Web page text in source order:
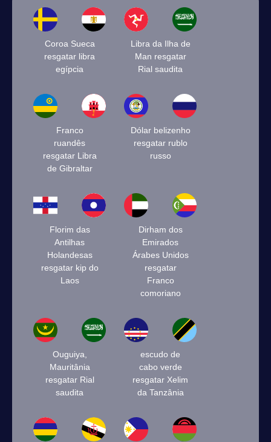
Coroa Sueca
resgatar libra
egípcia
Libra da Ilha de
Man resgatar
Rial saudita
Franco
ruandês
resgatar Libra
de Gibraltar
Dólar belizenho
resgatar rublo
russo
Florim das
Antilhas
Holandesas
resgatar kip do
Laos
Dirham dos
Emirados
Árabes Unidos
resgatar
Franco
comoriano
Ouguiya,
Mauritânia
resgatar Rial
saudita
escudo de
cabo verde
resgatar Xelim
da Tanzânia